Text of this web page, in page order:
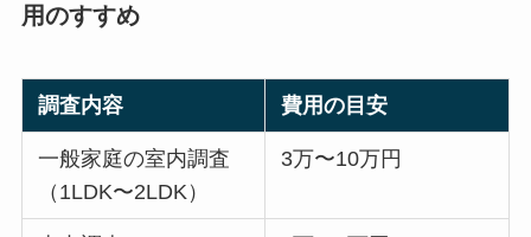
用のすすめ
調査内容 費用の目安
一般家庭の室内調査
（1LDK〜2LDK）
3万〜10万円